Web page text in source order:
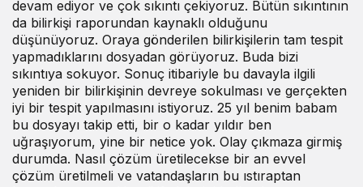
devam ediyor ve çok sıkıntı çekiyoruz. Bütün sıkıntının
da bilirkişi raporundan kaynaklı olduğunu
düşünüyoruz. Oraya gönderilen bilirkişilerin tam tespit
yapmadıklarını dosyadan görüyoruz. Buda bizi
sıkıntıya sokuyor. Sonuç itibariyle bu davayla ilgili
yeniden bir bilirkişinin devreye sokulması ve gerçekten
iyi bir tespit yapılmasını istiyoruz. 25 yıl benim babam
bu dosyayı takip etti, bir o kadar yıldır ben
uğraşıyorum, yine bir netice yok. Olay çıkmaza girmiş
durumda. Nasıl çözüm üretilecekse bir an evvel
çözüm üretilmeli ve vatandaşların bu ıstıraptan